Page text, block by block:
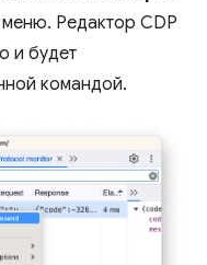
Редактор CDP
и будет
командой.